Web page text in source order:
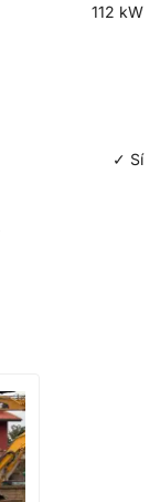
112 kW
✓ Sí